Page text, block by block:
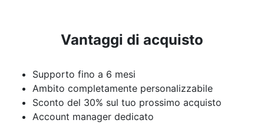
Vantaggi di acquisto
Supporto fino a 6 mesi
Ambito completamente personalizzabile
Sconto del 30% sul tuo prossimo acquisto
Account manager dedicato